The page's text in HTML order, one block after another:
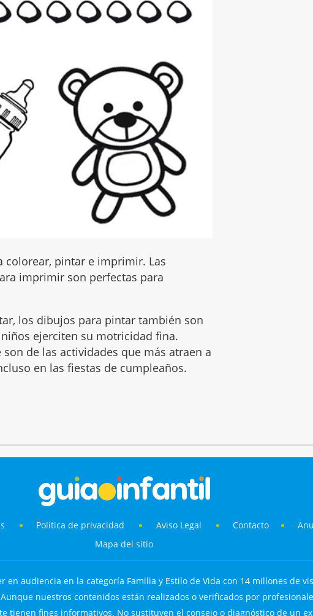
colorear, pintar e imprimir. Las
imprimir son perfectas para
los dibujos para pintar también son
ejerciten su motricidad fina.
de las actividades que más atraen a
en las fiestas de cumpleaños.
Política de privacidad Aviso Legal Contacto
Mapa del sitio
en audiencia en la categoría Familia y Estilo de Vida con 14 millones de
nuestros contenidos están realizados o verificados por
tienen fines informativos. No sustituyen el consejo o diagnóstico de un